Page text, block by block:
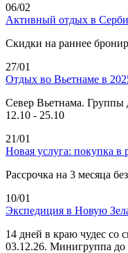
06/02
Активный отдых в
Скидки на раннее
27/01
Отдых во Вьетнаме в
Север Вьетнама. Группы
12.10 - 25.10
21/01
Новая услуга: покупка в
Рассрочка на 3 месяца
10/01
Экспедиция в Новую
14 дней в краю чудес со
03.12.26. Минигруппа до